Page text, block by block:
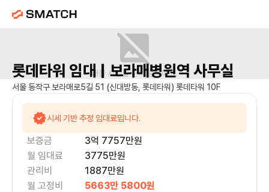
매물 사진을 준비 중이에요.
롯데타워 임대 | 보라매병원역 사무실
서울 동작구 보라매로5길 51 (신대방동, 롯데타워) 롯데타워 10F
시세 기반 추정 임대료입니다.
보증금 3억 7757만원
월 임대료
3775만원
관리비
1887만원
월 고정비
5663만 5800원